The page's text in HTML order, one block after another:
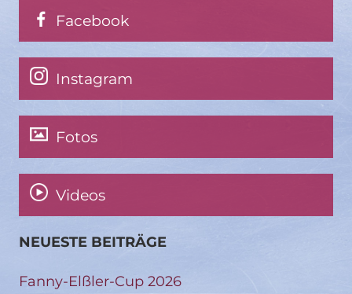
Facebook
Instagram
Fotos
Videos
NEUESTE BEITRÄGE
Fanny-Elßler-Cup 2026